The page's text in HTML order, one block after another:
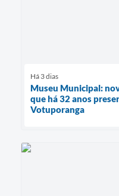
Há 3 dias
Museu Municipal:
que há 32 anos
Votuporanga